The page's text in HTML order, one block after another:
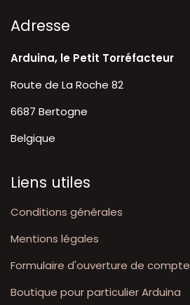
A​dresse
Arduina, le Petit Torréfacteur
Route de La Roche 82
6687 Bertogne
Belgique
Liens utiles
Conditions générales
Mentions légales
Formulaire d'ouverture de compte
Boutique pour particulier Arduina